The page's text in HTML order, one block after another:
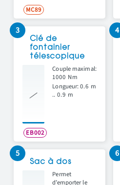
MC89
3
Clé de
fontainier
télescopique
Couple maximal:
1000 Nm
Longueur:0.6 m
.. 0.9 m
EB002
4
5
Sac à dos
Permet
d’emporter le
6